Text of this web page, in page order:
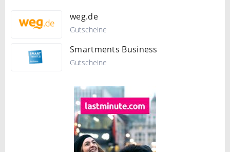
weg.de
Gutscheine
Smartments Business
Gutscheine